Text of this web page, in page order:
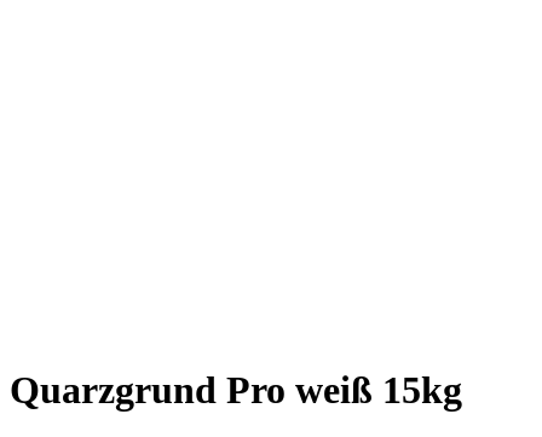
Quarzgrund Pro weiß 15kg